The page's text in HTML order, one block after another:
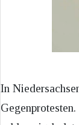
In